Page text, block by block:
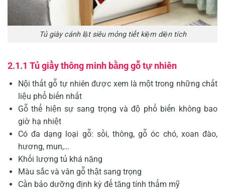
Tủ giày cánh lật siêu mỏng tiết kiệm diện tích
2.1.1 Tủ giầy thông minh bằng gỗ tự nhiên
Nội thất gỗ tự nhiên được xem là một trong những chất
liệu phổ biến nhất
Gỗ thể hiện sự sang trọng và độ phổ biến không bao
giờ hạ nhiệt
Có đa dạng loại gỗ: sồi, thông, gỗ óc chó, xoan đào,
hương, mun,…
Khối lượng tủ khá nặng
Màu sắc và vân gỗ thật sang trọng
Cần bảo dưỡng định kỳ để tăng tính thẩm mỹ